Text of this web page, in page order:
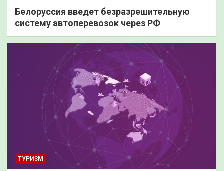
Белоруссия введет безразрешительную
систему автоперевозок через РФ
ТУРИЗМ